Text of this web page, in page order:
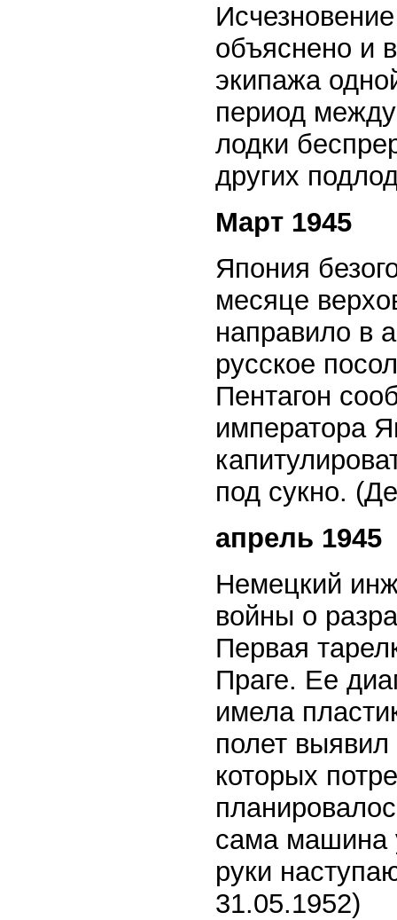
объяснено и
экипажа
период
лодки
других
Март 1945
Япония
месяце
направило в
русское
Пентагон
императора
под сукно.
апрель 1945
Немецкий
войны о
Первая
Праге. Ее
имела
полет выявил
которых
сама машина
руки
31.05.1952)